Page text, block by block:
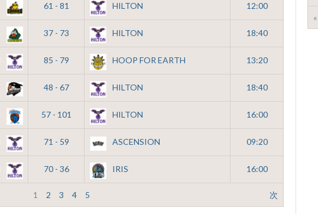
61 - 81 HILTON 12:00
37 - 73 HILTON 18:40
85 - 79 HOOP FOR EARTH 13:20
48 - 67 HILTON 18:40
57 - 101 HILTON 16:00
71 - 59 ASCENSION 09:20
70 - 36 IRIS 16:00
1 2 3 4 5 次